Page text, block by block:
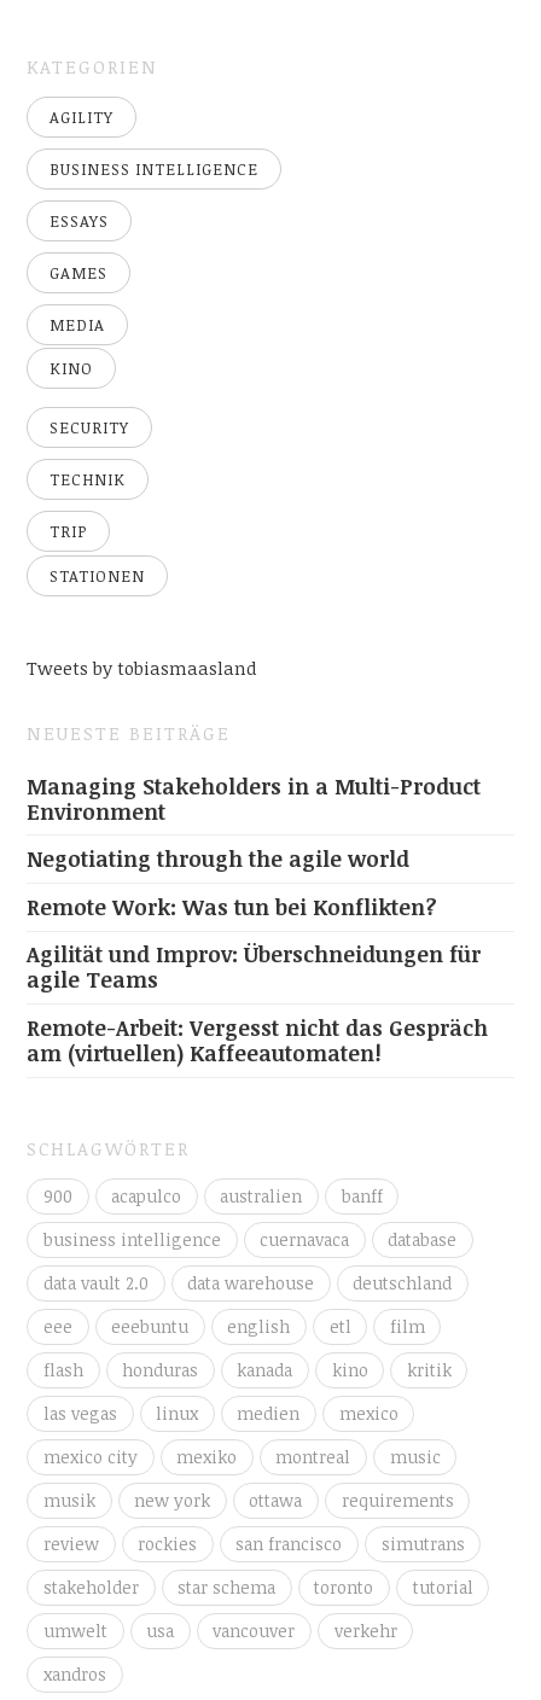
KATEGORIEN
AGILITY
BUSINESS INTELLIGENCE
ESSAYS
GAMES
MEDIA
KINO
SECURITY
TECHNIK
TRIP
STATIONEN
Tweets by tobiasmaasland
NEUESTE BEITRÄGE
Managing Stakeholders in a Multi-Product
Environment
Negotiating through the agile world
Remote Work: Was tun bei Konflikten?
Agilität und Improv: Überschneidungen für
agile Teams
Remote-Arbeit: Vergesst nicht das Gespräch
am (virtuellen) Kaffeeautomaten!
SCHLAGWÖRTER
900 acapulco australien
banff
business intelligence
cuernavaca
database
data vault 2.0
data warehouse
deutschland
eee
eeebuntu english etl
film
flash
honduras kanada kino
kritik
las vegas
linux medien
mexico
mexico city
mexiko montreal
music
musik
new york ottawa
requirements
review
rockies san francisco
simutrans
stakeholder
star schema toronto
tutorial
umwelt
usa vancouver
verkehr
xandros